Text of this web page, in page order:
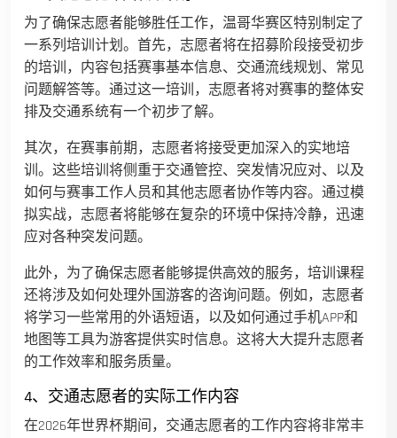
为了确保志愿者能够胜任工作，温哥华赛区特别制定了
一系列培训计划。首先，志愿者将在招募阶段接受初步
的培训，内容包括赛事基本信息、交通流线规划、常见
问题解答等。通过这一培训，志愿者将对赛事的整体安
排及交通系统有一个初步了解。
其次，在赛事前期，志愿者将接受更加深入的实地培
训。这些培训将侧重于交通管控、突发情况应对、以及
如何与赛事工作人员和其他志愿者协作等内容。通过模
拟实战，志愿者将能够在复杂的环境中保持冷静，迅速
应对各种突发问题。
此外，为了确保志愿者能够提供高效的服务，培训课程
还将涉及如何处理外国游客的咨询问题。例如，志愿者
将学习一些常用的外语短语，以及如何通过手机APP和
地图等工具为游客提供实时信息。这将大大提升志愿者
的工作效率和服务质量。
4、交通志愿者的实际工作内容
在2026年世界杯期间，交通志愿者的工作内容将非常丰